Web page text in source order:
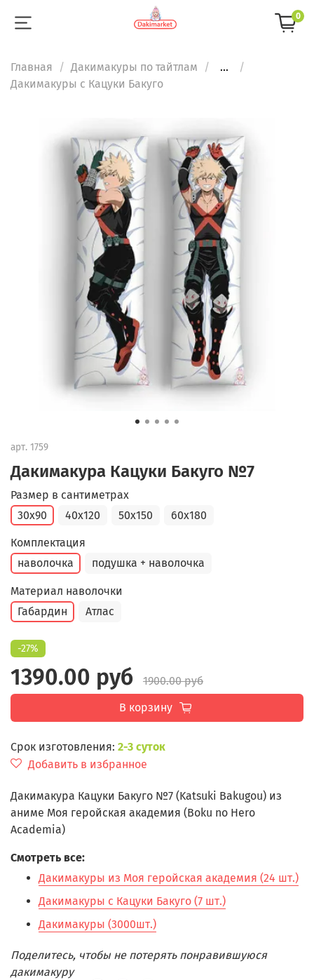
0
Главная Дакимакуры по тайтлам
...
Дакимакуры с Кацуки Бакуго
арт. 1759
Дакимакура Кацуки Бакуго №7
Срок изготовления: 2-3 суток
Добавить в избранное
Размер в сантиметрах
30x90
40x120 50x150 60x180
Комплектация
наволочка
подушка + наволочка
Материал наволочки
Габардин
Атлас
-27%
1390.00 руб
1900.00 руб
В корзину
Дакимакура Кацуки Бакуго №7 (Katsuki Bakugou) из
аниме Моя геройская академия (Boku no Hero
Academia)
Смотреть все:
Дакимакуры из Моя геройская академия (24 шт.)
Дакимакуры с Кацуки Бакуго (7 шт.)
Дакимакуры (3000шт.)
Поделитесь, чтобы не потерять понравившуюся
дакимакуру